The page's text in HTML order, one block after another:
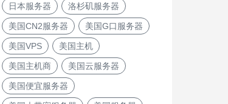
日本服务器 洛杉矶服务器
美国CN2服务器 美国G口服务器
美国VPS 美国主机
美国主机商 美国云服务器
美国便宜服务器